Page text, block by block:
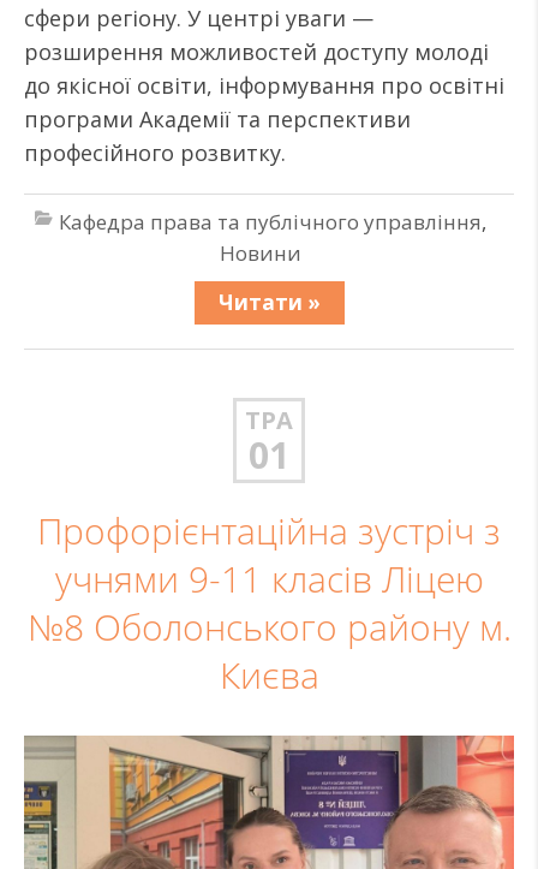
сфери регіону. У центрі уваги —
розширення можливостей доступу молоді
до якісної освіти, інформування про освітні
програми Академії та перспективи
професійного розвитку.
Кафедра права та публічного управління,
Новини
Читати »
ТРА
01
Профорієнтаційна зустріч з
учнями 9-11 класів Ліцею
№8 Оболонського району м.
Києва